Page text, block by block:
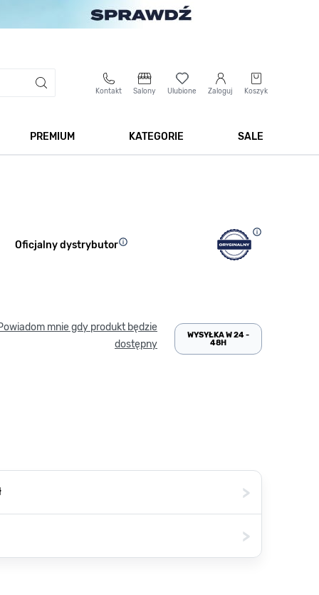
Kontakt Salony Ulubione Zaloguj Koszyk
PREMIUM
KATEGORIE
SALE
Oficjalny dystrybutor
mnie gdy produkt będzie
dostępny
WYSYŁKA W 24 -
48H
>
>